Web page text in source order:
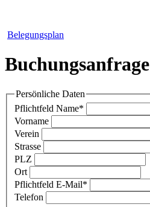
Belegungsplan
Buchungsanfrage
Persönliche Daten
Pflichtfeld Name*
Vorname
Verein
Strasse
PLZ
Ort
Pflichtfeld E-Mail*
Telefon